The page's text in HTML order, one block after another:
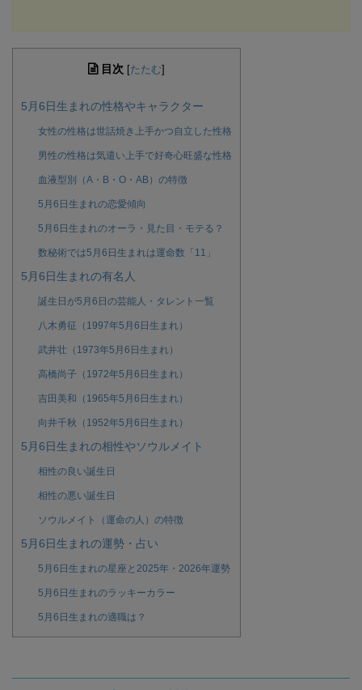
目次 たたむ
5月6日生まれの性格やキャラクター
女性の性格は世話焼き上手かつ自立した性格
男性の性格は気遣い上手で好奇心旺盛な性格
血液型別（A・B・O・AB）の特徴
5月6日生まれの恋愛傾向
5月6日生まれのオーラ・見た目・モテる？
数秘術では5月6日生まれは運命数「11」
5月6日生まれの有名人
誕生日が5月6日の芸能人・タレント一覧
八木勇征（1997年5月6日生まれ）
武井壮（1973年5月6日生まれ）
高橋尚子（1972年5月6日生まれ）
吉田美和（1965年5月6日生まれ）
向井千秋（1952年5月6日生まれ）
5月6日生まれの相性やソウルメイト
相性の良い誕生日
相性の悪い誕生日
ソウルメイト（運命の人）の特徴
5月6日生まれの運勢・占い
5月6日生まれの星座と2025年・2026年運勢
5月6日生まれのラッキーカラー
5月6日生まれの適職は？